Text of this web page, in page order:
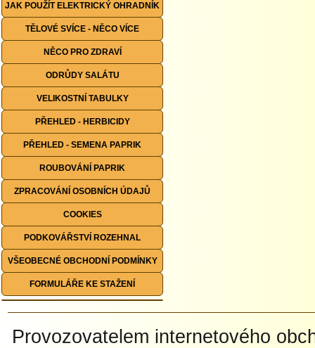
JAK POUŽÍT ELEKTRICKÝ OHRADNÍK
TĚLOVÉ SVÍCE - NĚCO VÍCE
NĚCO PRO ZDRAVÍ
ODRŮDY SALÁTU
VELIKOSTNÍ TABULKY
PŘEHLED - HERBICIDY
PŘEHLED - SEMENA PAPRIK
ROUBOVÁNÍ PAPRIK
ZPRACOVÁNÍ OSOBNÍCH ÚDAJŮ
COOKIES
PODKOVÁŘSTVÍ ROZEHNAL
VŠEOBECNÉ OBCHODNÍ PODMÍNKY
FORMULÁŘE KE STAŽENÍ
Provozovatelem internetového